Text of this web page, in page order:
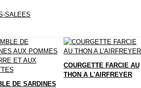
SALEES
DE SARDINES
COURGETTE FARCIE AU
THON A L'AIRFREYER